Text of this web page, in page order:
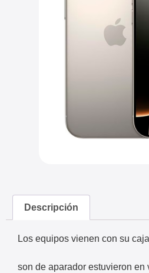
Descripción
Los equipos vienen con su
son de aparador estuvieron